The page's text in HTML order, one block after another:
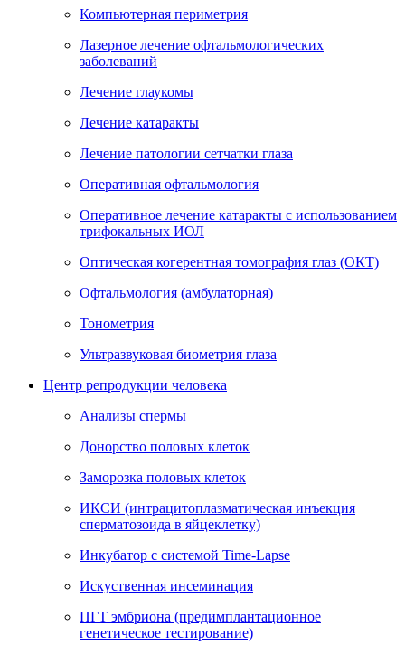
Компьютерная периметрия
Лазерное лечение офтальмологических
заболеваний
Лечение глаукомы
Лечение катаракты
Лечение патологии сетчатки глаза
Оперативная офтальмология
Оперативное лечение катаракты с использованием
трифокальных ИОЛ
Оптическая когерентная томография глаз (ОКТ)
Офтальмология (амбулаторная)
Тонометрия
Ультразвуковая биометрия глаза
Центр репродукции человека
Анализы спермы
Донорство половых клеток
Заморозка половых клеток
ИКСИ (интрацитоплазматическая инъекция
сперматозоида в яйцеклетку)
Инкубатор с системой Time-Lapse
Искуственная инсеминация
ПГТ эмбриона (предимплантационное
генетическое тестирование)